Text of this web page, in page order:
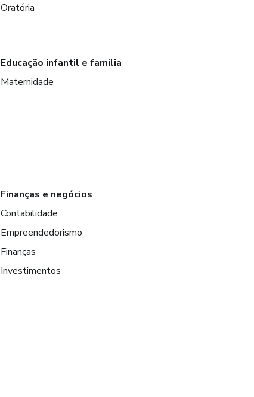
Oratória
Educação infantil e família
Maternidade
Finanças e negócios
Contabilidade
Empreendedorismo
Finanças
Investimentos